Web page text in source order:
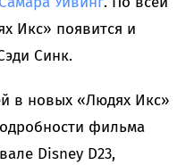
Икс» появится и
Синк.
в новых «Людях Икс»
фильма
Disney D23,